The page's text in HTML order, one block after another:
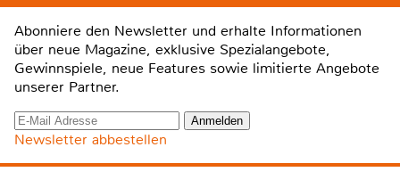
Abonniere den Newsletter und erhalte Informationen
über neue Magazine, exklusive Spezialangebote,
Gewinnspiele, neue Features sowie limitierte Angebote
unserer Partner.
Newsletter abbestellen